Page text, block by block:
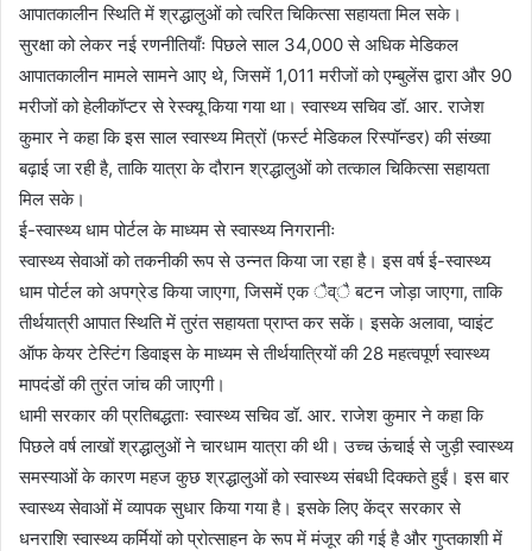
आपातकालीन स्थिति में श्रद्धालुओं को त्वरित चिकित्सा सहायता मिल सके।
सुरक्षा को लेकर नई रणनीतियाँः पिछले साल 34,000 से अधिक मेडिकल
आपातकालीन मामले सामने आए थे, जिसमें 1,011 मरीजों को एम्बुलेंस द्वारा और 90
मरीजों को हेलीकॉप्टर से रेस्क्यू किया गया था। स्वास्थ्य सचिव डॉ. आर. राजेश
कुमार ने कहा कि इस साल स्वास्थ्य मित्रों (फर्स्ट मेडिकल रिस्पॉन्डर) की संख्या
बढ़ाई जा रही है, ताकि यात्रा के दौरान श्रद्धालुओं को तत्काल चिकित्सा सहायता
मिल सके।
ई-स्वास्थ्य धाम पोर्टल के माध्यम से स्वास्थ्य निगरानीः
स्वास्थ्य सेवाओं को तकनीकी रूप से उन्नत किया जा रहा है। इस वर्ष ई-स्वास्थ्य
धाम पोर्टल को अपग्रेड किया जाएगा, जिसमें एक ैव्ै बटन जोड़ा जाएगा, ताकि
तीर्थयात्री आपात स्थिति में तुरंत सहायता प्राप्त कर सकें। इसके अलावा, प्वाइंट
ऑफ केयर टेस्टिंग डिवाइस के माध्यम से तीर्थयात्रियों की 28 महत्वपूर्ण स्वास्थ्य
मापदंडों की तुरंत जांच की जाएगी।
धामी सरकार की प्रतिबद्धताः स्वास्थ्य सचिव डॉ. आर. राजेश कुमार ने कहा कि
पिछले वर्ष लाखों श्रद्धालुओं ने चारधाम यात्रा की थी। उच्च ऊंचाई से जुड़ी स्वास्थ्य
समस्याओं के कारण महज कुछ श्रद्धालुओं को स्वास्थ्य संबधी दिक्कते हुईं। इस बार
स्वास्थ्य सेवाओं में व्यापक सुधार किया गया है। इसके लिए केंद्र सरकार से
धनराशि स्वास्थ्य कर्मियों को प्रोत्साहन के रूप में मंजूर की गई है और गुप्तकाशी में